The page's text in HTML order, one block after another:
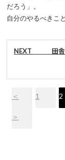
だろう」。
自分のやるべきこ
NEXT 田舎の
＜ 1 2
＞